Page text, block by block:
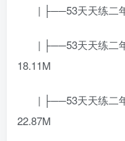
| ├──53天天练二
| ├──53天天练二
18.11M
| ├──53天天练二
22.87M